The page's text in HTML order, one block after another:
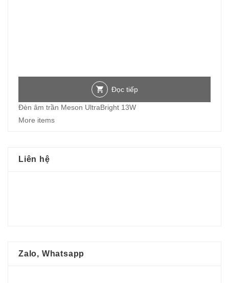
Đọc tiếp
Đèn âm trần Meson UltraBright 13W
More items
Liên hệ
Zalo, Whatsapp